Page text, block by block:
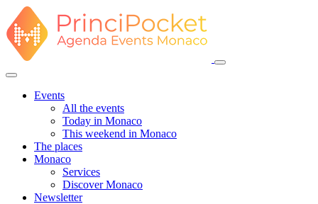
Events
All the events
Today in Monaco
This weekend in Monaco
The places
Monaco
Services
Discover Monaco
Newsletter